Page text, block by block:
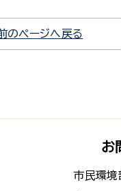
のページへ戻る
お
市民環境